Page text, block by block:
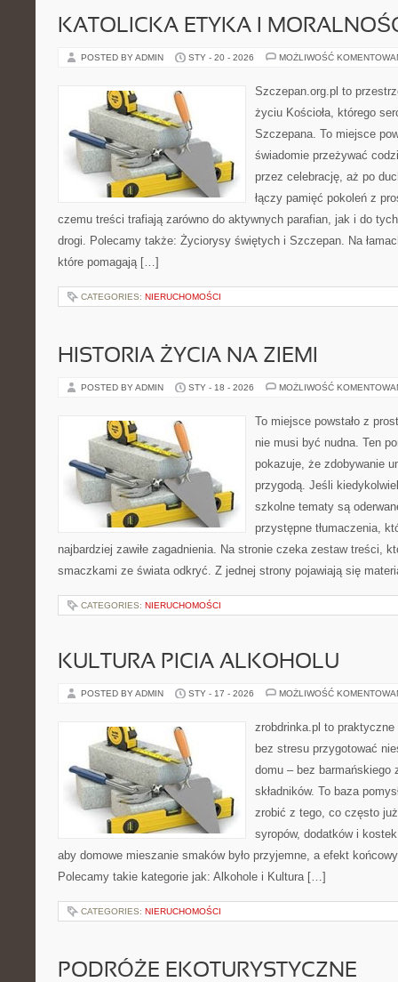
KATOLICKA ETYKA I
POSTED BY ADMIN STY - 20 - 2026 MOŻLIWOŚĆ
Szczepan.org.pl to
życiu Kościoła, którego
Szczepana. To miejsce
świadomie przeżywać
przez celebrację, aż po
łączy pamięć pokoleń z
czemu treści trafiają zarówno do aktywnych parafian, jak i do
drogi. Polecamy także: Życiorysy świętych i Szczepan. Na
które pomagają […]
CATEGORIES: NIERUCHOMOŚCI
HISTORIA ŻYCIA NA ZIEMI
POSTED BY ADMIN STY - 18 - 2026 MOŻLIWOŚĆ
To miejsce powstało z
nie musi być nudna. Ten
pokazuje, że zdobywanie
przygodą. Jeśli
szkolne tematy są
przystępne tłumaczenia,
najbardziej zawiłe zagadnienia. Na stronie czeka zestaw treści,
smaczkami ze świata odkryć. Z jednej strony pojawiają się
CATEGORIES: NIERUCHOMOŚCI
KULTURA PICIA ALKOHOLU
POSTED BY ADMIN STY - 17 - 2026 MOŻLIWOŚĆ
zrobdrinka.pl to
bez stresu przygotować
domu – bez
składników. To baza
zrobić z tego, co często
syropów, dodatków i
aby domowe mieszanie smaków było przyjemne, a efekt
Polecamy takie kategorie jak: Alkohole i Kultura […]
CATEGORIES: NIERUCHOMOŚCI
PODRÓŻE EKOTURYSTYCZNE